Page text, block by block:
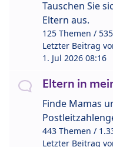
Tauschen Sie
Eltern aus.
125 Themen /
Letzter Beitrag
1. Jul 2026 08:16
Eltern in
Finde Mamas
443 Themen /
Letzter Beitrag